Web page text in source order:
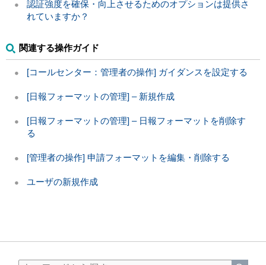
認証強度を確保・向上させるためのオプションは提供さ
れていますか？
関連する操作ガイド
[コールセンター：管理者の操作] ガイダンスを設定する
[日報フォーマットの管理] – 新規作成
[日報フォーマットの管理] – 日報フォーマットを削除す
る
[管理者の操作] 申請フォーマットを編集・削除する
ユーザの新規作成